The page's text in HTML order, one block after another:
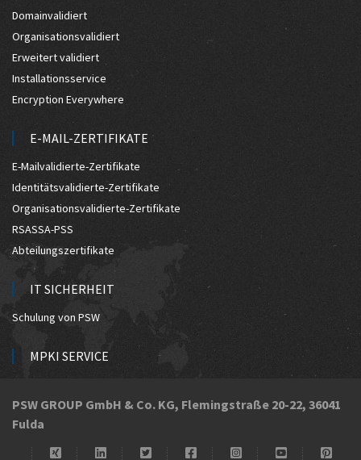
Domainvalidiert
Organisationsvalidiert
Erweitert validiert
Installationsservice
Encryption Everywhere
E-MAIL-ZERTIFIKATE
E-Mailvalidierte-Zertifikate
Identitätsvalidierte-Zertifikate
Organisationsvalidierte-Zertifikate
RSASSA-PSS
Abteilungszertifikate
IT SICHERHEIT
Schulung von PSW
MPKI SERVICE
PSW GROUP GmbH & Co. KG, Flemingstraße 20-22, 36041
Fulda